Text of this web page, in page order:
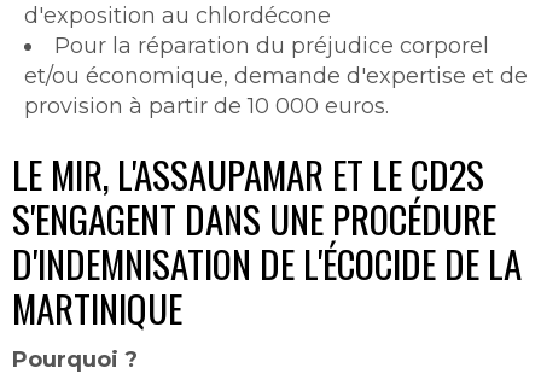
d'exposition au chlordécone
Pour la réparation du préjudice corporel
et/ou économique, demande d'expertise et de
provision à partir de 10 000 euros.
LE MIR, L'ASSAUPAMAR ET LE CD2S
S'ENGAGENT DANS UNE PROCÉDURE
D'INDEMNISATION DE L'ÉCOCIDE DE LA
MARTINIQUE
Pourquoi ?